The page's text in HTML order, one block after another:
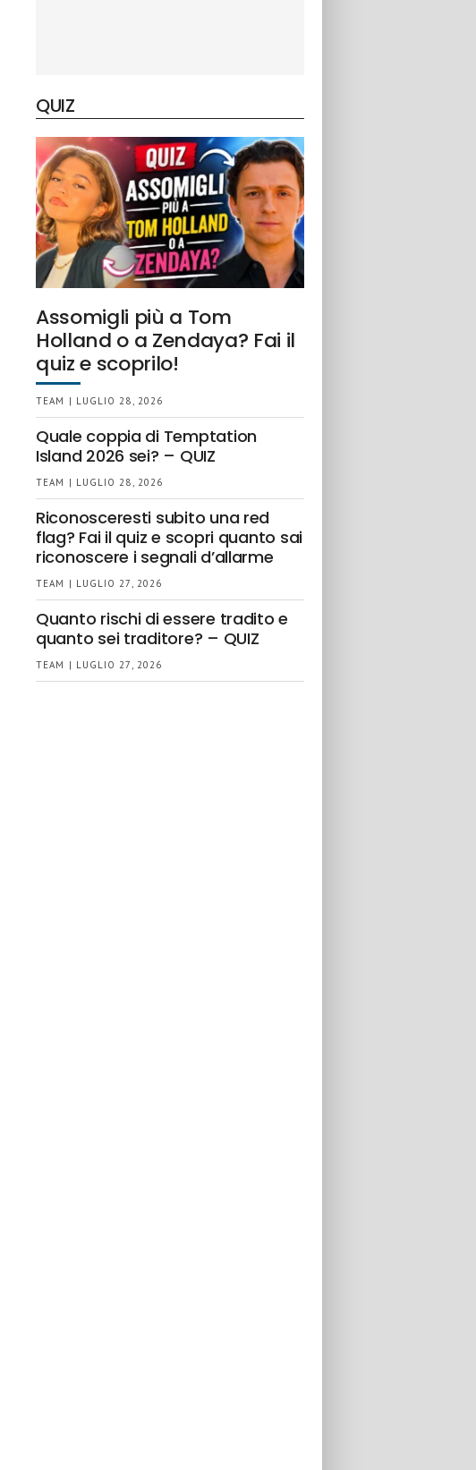
QUIZ
Assomigli più a Tom
Holland o a Zendaya? Fai il
quiz e scoprilo!
TEAM | LUGLIO 28, 2026
Quale coppia di Temptation
Island 2026 sei? – QUIZ
TEAM | LUGLIO 28, 2026
Riconosceresti subito una red
flag? Fai il quiz e scopri quanto sai
riconoscere i segnali d’allarme
TEAM | LUGLIO 27, 2026
Quanto rischi di essere tradito e
quanto sei traditore? – QUIZ
TEAM | LUGLIO 27, 2026